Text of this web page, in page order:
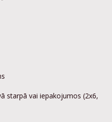
starpā vai iepakojumos (2x6,